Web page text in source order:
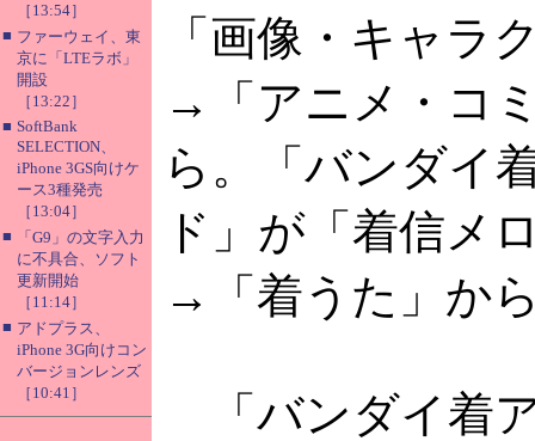
［13:54］
■ ファーウェイ、東
京に「LTEラボ」
開設
［13:22］
■ SoftBank
SELECTION、
iPhone 3GS向けケ
ース3種発売
［13:04］
■
「G9」の文字入力
に不具合、ソフト
更新開始
［11:14］
■ アドプラス、
iPhone 3G向けコン
バージョンレンズ
［10:41］
「画像・キャラ
→「アニメ・コ
ら。「バンダイ
ド」が「着信メ
→「着うた」か
「バンダイ着